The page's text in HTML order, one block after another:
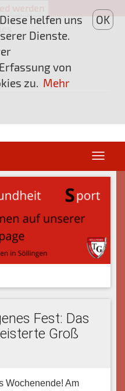
Fest: Das
Groß
Wochenende! Am
helfen uns
Dienste.
von
zu. Mehr
OK